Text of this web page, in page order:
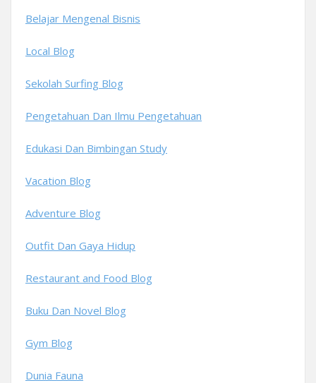
Belajar Mengenal Bisnis
Local Blog
Sekolah Surfing Blog
Pengetahuan Dan Ilmu Pengetahuan
Edukasi Dan Bimbingan Study
Vacation Blog
Adventure Blog
Outfit Dan Gaya Hidup
Restaurant and Food Blog
Buku Dan Novel Blog
Gym Blog
Dunia Fauna